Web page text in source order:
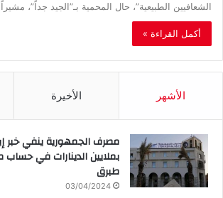
الشعافيين الطبيعية”، حال المحمية بـ”الجيد جداً”،
أكمل القراءة »
الأشهر الأخيرة
مصرف الجمهورية ينفي خبر
بملايين الدينارات في
طبرق
03/04/2024